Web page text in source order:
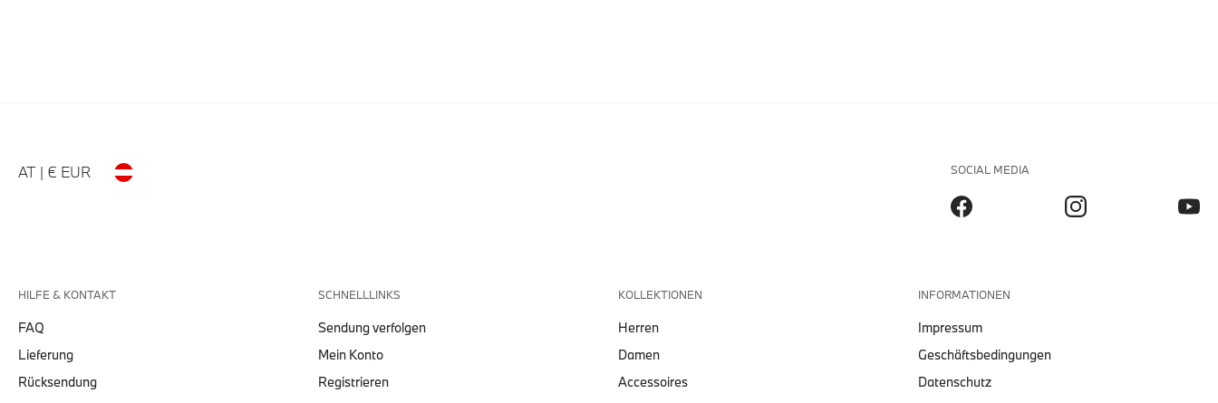
AT | € EUR SOCIAL MEDIA
HILFE & KONTAKT
FAQ
Lieferung
Rücksendung
SCHNELLLINKS
Sendung verfolgen
Mein Konto
Registrieren
KOLLEKTIONEN
Herren
Damen
Accessoires
INFORMATIONEN
Impressum
Geschäftsbedingungen
Datenschutz